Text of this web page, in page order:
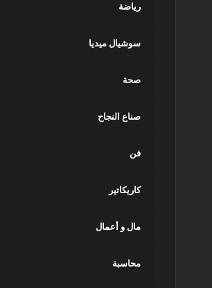
رياضة
سوشيال ميديا
صحة
صناع النجاح
فن
كاريكاتير
مال و أعمال
محاسبة